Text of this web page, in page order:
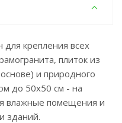
для крепления всех
плиток из
и природного
до 50х50 см - на
влажные помещения и
зданий.